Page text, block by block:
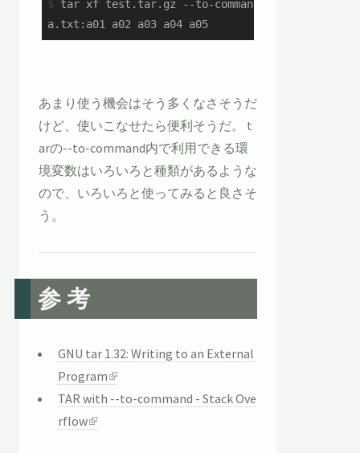
$ tar xf test.tar.gz --to-command
a.txt:a01 a02 a03 a04 a05
あまり使う機会はそう多くなさそうだ
けど、使いこなせたら便利そうだ。 t
arの--to-command内で利用できる環
境変数はいろいろと種類があるような
ので、いろいろと使ってみると良さそ
う。
参考
GNU tar 1.32: Writing to an External
Program
TAR with --to-command - Stack Ove
rflow